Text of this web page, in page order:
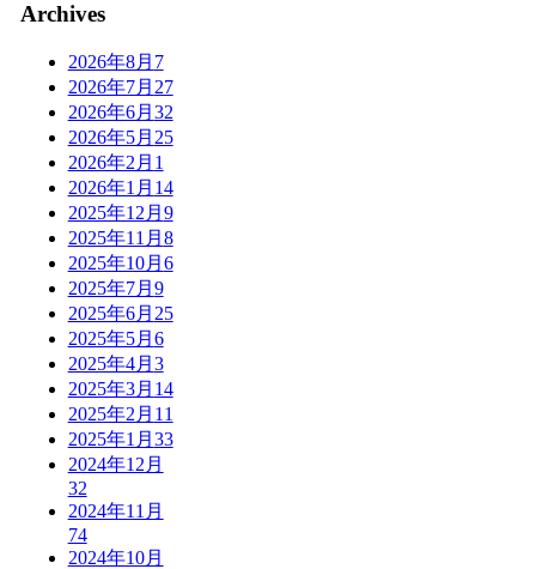
Archives
2026年8月 7
2026年7月 27
2026年6月 32
2026年5月 25
2026年2月 1
2026年1月 14
2025年12月 9
2025年11月 8
2025年10月 6
2025年7月 9
2025年6月 25
2025年5月 6
2025年4月 3
2025年3月 14
2025年2月 11
2025年1月 33
2024年12月
32
2024年11月
74
2024年10月